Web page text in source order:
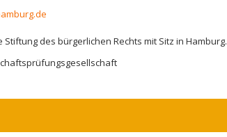
des bürgerlichen Rechts mit Sitz in Hamburg.